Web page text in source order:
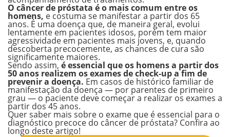
O câncer de próstata é o mais comum entre os
homens, e costuma se manifestar a partir dos 65
anos. É uma doença que, de maneira geral, evolui
lentamente em pacientes idosos, porém tem maior
agressividade em pacientes mais jovens, e, quando
descoberta precocemente, as chances de cura são
significamente maiores.
Sendo assim, é essencial que os homens a partir dos
50 anos realizem os exames de check-up a fim de
prevenir a doença. Em casos de histórico familiar de
manifestação da doença — por parentes de primeiro
grau — o paciente deve começar a realizar os exames a
partir dos 45 anos.
Quer saber mais sobre o exame que é essencial para o
diagnóstico precoce do câncer de próstata? Confira ao
longo deste artigo!